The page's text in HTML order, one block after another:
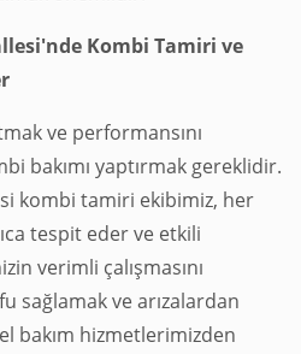
Kombi Tamiri ve
ve performansını
bakımı yaptırmak gereklidir.
kombi tamiri ekibimiz, her
tespit eder ve etkili
verimli çalışmasını
sağlamak ve arızalardan
bakım hizmetlerimizden